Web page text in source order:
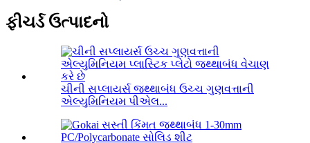
ફીચર્ડ ઉત્પાદનો
ચીની સપ્લાયર્સ જથ્થાબંધ ઉચ્ચ ગુણવત્તાની
એલ્યુમિનિયમ પીએલ...